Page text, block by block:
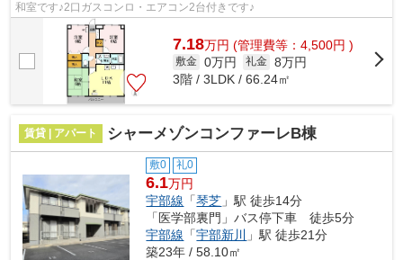
和室です♪2口ガスコンロ・エアコン2台付きです♪
7.18万円 (管理費等：4,500円 )
敷金 0万円 礼金 8万円
3階 / 3LDK / 66.24㎡
賃貸 | アパート シャーメゾンコンファーレB棟
敷0 礼0
6.1万円
宇部線 「琴芝 」駅 徒歩14分
「医学部裏門」バス停下車 徒歩5分
宇部線 「宇部新川
」駅 徒歩21分
築23年 / 58.10㎡